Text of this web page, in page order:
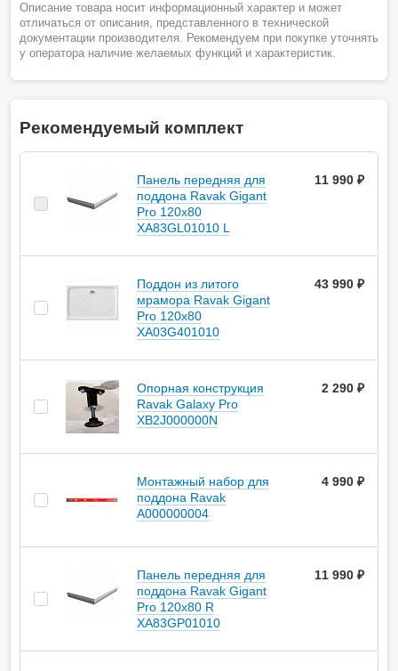
Описание товара носит информационный характер и может
отличаться от описания, представленного в технической
документации производителя. Рекомендуем при покупке уточнять
у оператора наличие желаемых функций и характеристик.
Рекомендуемый комплект
Панель передняя для
поддона Ravak Gigant
Pro 120x80
XA83GL01010 L
11 990 ₽
Поддон из литого
мрамора Ravak Gigant
Pro 120x80
XA03G401010
43 990 ₽
Опоpная констpукция
Ravak Galaxy Pro
XB2J000000N
2 290 ₽
Монтажный набор для
поддона Ravak
A000000004
4 990 ₽
Панель передняя для
поддона Ravak Gigant
Pro 120x80 R
XA83GP01010
11 990 ₽